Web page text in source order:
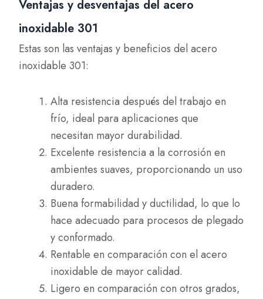
Ventajas y desventajas del acero
inoxidable 301
Estas son las ventajas y beneficios del acero
inoxidable 301:
Alta resistencia después del trabajo en
frío, ideal para aplicaciones que
necesitan mayor durabilidad.
Excelente resistencia a la corrosión en
ambientes suaves, proporcionando un uso
duradero.
Buena formabilidad y ductilidad, lo que lo
hace adecuado para procesos de plegado
y conformado.
Rentable en comparación con el acero
inoxidable de mayor calidad.
Ligero en comparación con otros grados,